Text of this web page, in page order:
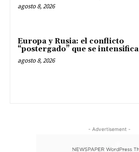
agosto 8, 2026
Europa y Rusia: el conflicto
“postergado” que se intensifica
agosto 8, 2026
- Advertisement -